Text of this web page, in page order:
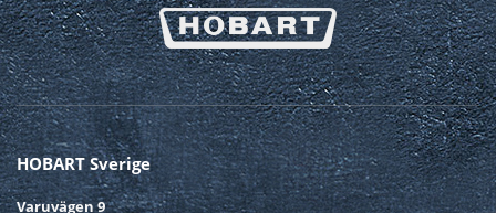
FÖRETAG*
HÄLSNING*
EFTERNAMN*
HOBART Sverige
Varuvägen 9